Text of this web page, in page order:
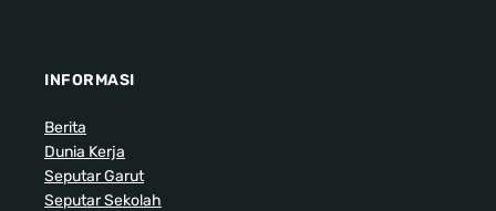
INFORMASI
Berita
Dunia Kerja
Seputar Garut
Seputar Sekolah